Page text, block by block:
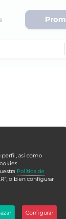
oficiales
perfil, así como
Política de
o bien configurar
Configurar